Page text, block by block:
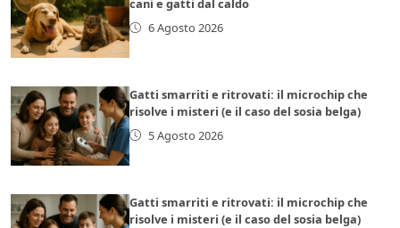
cani e gatti dal caldo
6 Agosto 2026
Gatti smarriti e ritrovati: il microchip che
risolve i misteri (e il caso del sosia belga)
5 Agosto 2026
Gatti smarriti e ritrovati: il microchip che
risolve i misteri (e il caso del sosia belga)